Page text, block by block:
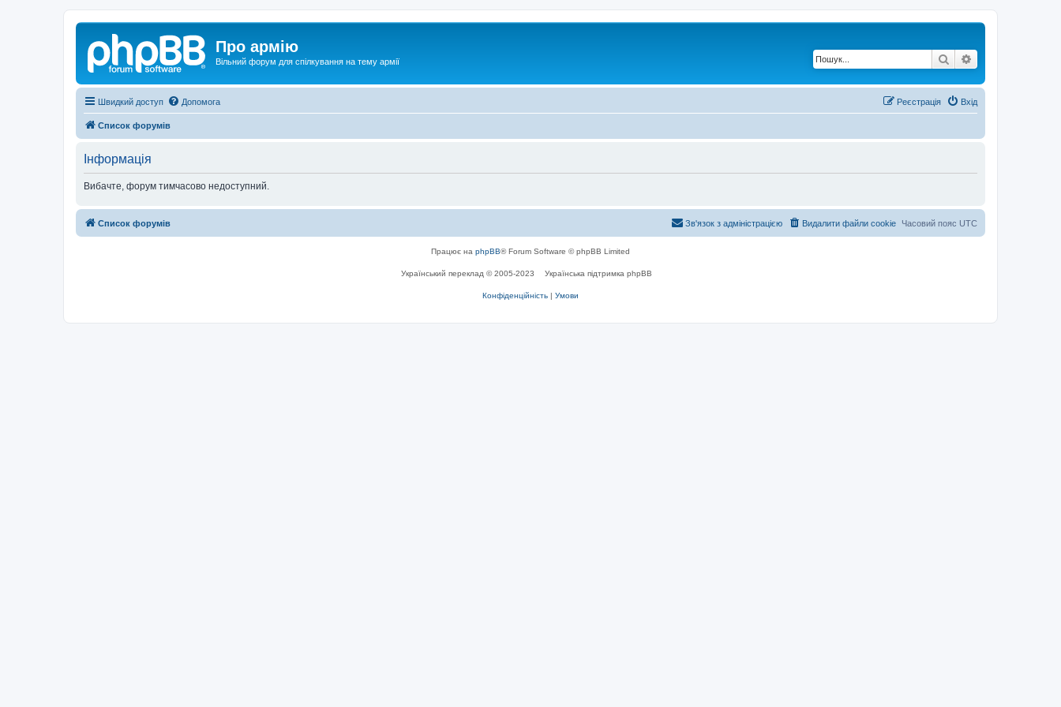
Про армію
Вільний форум для спілкування на тему армії Пошук
Швидкий доступ Допомога Вхід
Реєстрація
Список форумів
Інформація
Вибачте, форум тимчасово недоступний.
Список форумів Часовий пояс UTC
Видалити файли cookie
Зв'язок з адміністрацією
Працює на phpBB® Forum Software © phpBB Limited
Український переклад © 2005-2023 Українська підтримка phpBB
Конфіденційність | Умови